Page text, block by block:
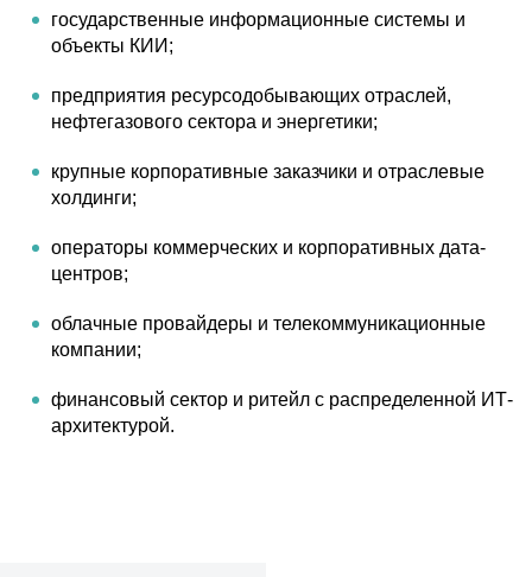
государственные информационные системы и
объекты КИИ;
предприятия ресурсодобывающих отраслей,
нефтегазового сектора и энергетики;
крупные корпоративные заказчики и отраслевые
холдинги;
операторы коммерческих и корпоративных дата-
центров;
облачные провайдеры и телекоммуникационные
компании;
финансовый сектор и ритейл с распределенной ИТ-
архитектурой.